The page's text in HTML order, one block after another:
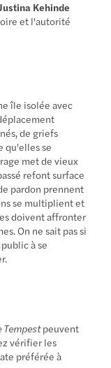
Kehinde
et l'autorité
île isolée avec
de griefs
qu'elles se
met de vieux
refont surface
pardon prennent
se multiplient et
doivent affronter
On ne sait pas si
à se
Tempestpeuvent
vérifier les
préférée à